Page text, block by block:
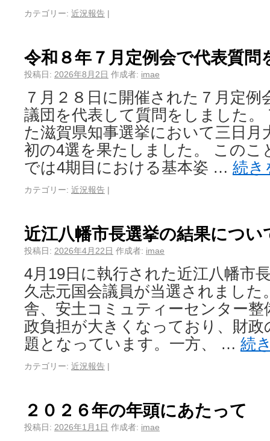
カテゴリー: 近況報告 |
令和８年７月定例会で代表質問
投稿日: 2026年8月2日 作成者: imae
７月２８日に開催された７月定
議団を代表して質問をしました。
た滋賀県知事選挙において三日月
初の4選を果たしました。 このこ
では4期目における基本姿 … 続き
カテゴリー: 近況報告 |
近江八幡市長選挙の結果につい
投稿日: 2026年4月22日 作成者: imae
4月19日に執行された近江八幡市
久志元国会議員が当選されました
舎、安土コミュティーセンター整
政負担が大きくなっており、財
題となっています。一方、 … 続
カテゴリー: 近況報告 |
２０２６年の年頭にあたって
投稿日: 2026年1月1日 作成者: imae